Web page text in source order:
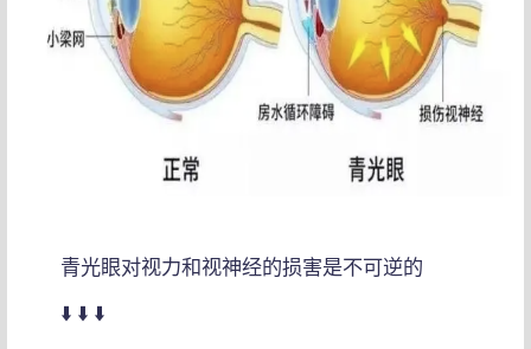
青光眼对视力和视神经的损害是不可逆的
⬇️ ⬇️ ⬇️